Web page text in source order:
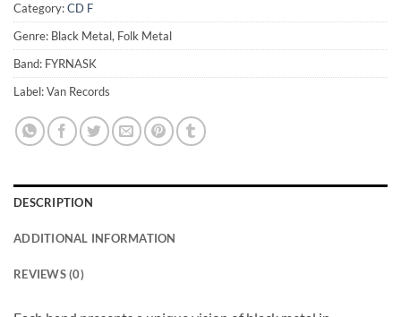
Category:CD F
Genre: Black Metal, Folk Metal
Band: FYRNASK
Label: Van Records
DESCRIPTION
ADDITIONAL INFORMATION
REVIEWS (0)